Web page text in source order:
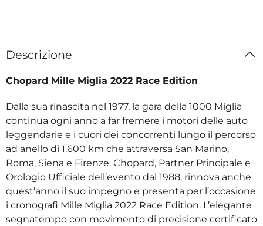
Descrizione
Chopard Mille Miglia 2022 Race Edition
Dalla sua rinascita nel 1977, la gara della 1000 Miglia
continua ogni anno a far fremere i motori delle auto
leggendarie e i cuori dei concorrenti lungo il percorso
ad anello di 1.600 km che attraversa San Marino,
Roma, Siena e Firenze. Chopard, Partner Principale e
Orologio Ufficiale dell’evento dal 1988, rinnova anche
quest’anno il suo impegno e presenta per l’occasione
i cronografi Mille Miglia 2022 Race Edition. L’elegante
segnatempo con movimento di precisione certificato